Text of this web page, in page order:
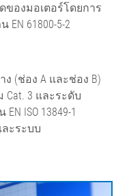
ของมอเตอร์โดยการ
61800-5-2
(ช่อง A และช่อง B)
Cat. 3 และระดับ
ISO 13849-1
ะระบบ